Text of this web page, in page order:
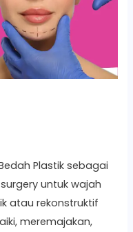
Plastik sebagai
untuk wajah
atau rekonstruktif
meremajakan,